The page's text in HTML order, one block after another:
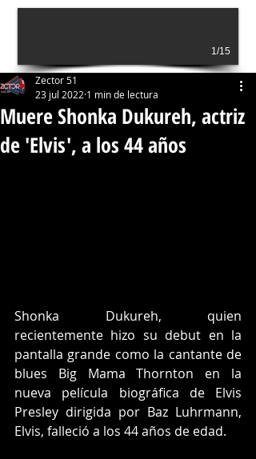
1/15
Muere Shonka Dukureh, actriz
de 'Elvis', a los 44 años
Zector 51
23 jul 2022 1 min de lectura
Shonka Dukureh, quien
recientemente hizo su debut en la
pantalla grande como la cantante de
blues Big Mama Thornton en la
nueva película biográfica de Elvis
Presley dirigida por Baz Luhrmann,
Elvis, falleció a los 44 años de edad.